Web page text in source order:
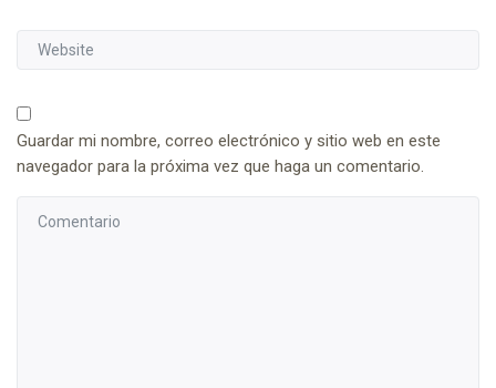
Guardar mi nombre, correo electrónico y sitio web en este
navegador para la próxima vez que haga un comentario.